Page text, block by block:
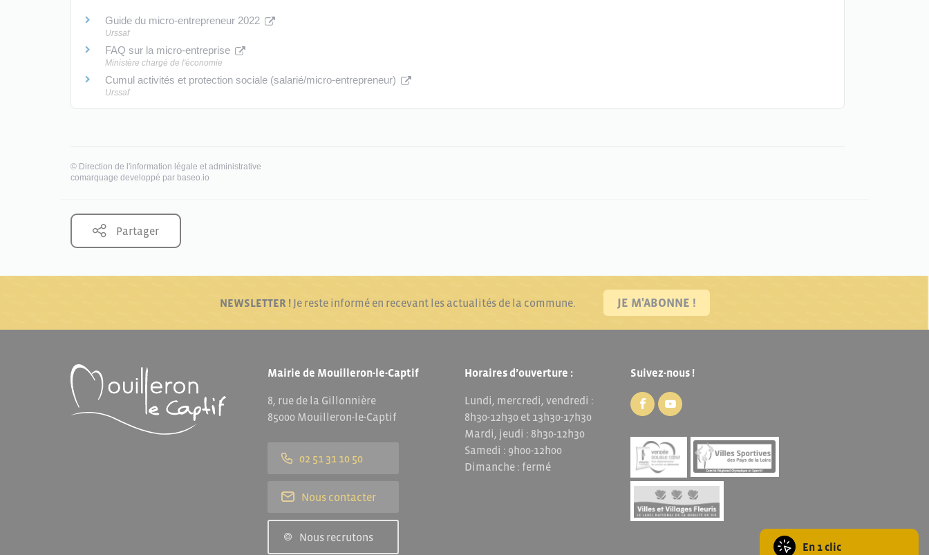
En 1 clic
Guide du micro-entrepreneur 2022
Urssaf
FAQ sur la micro-entreprise
Ministère chargé de l'économie
Cumul activités et protection sociale (salarié/micro-entrepreneur)
Urssaf
© Direction de l'information légale et administrative
comarquage developpé par baseo.io
Partager
NEWSLETTER !Je reste informé en recevant les actualités de la commune. JE M'ABONNE !
Mairie de Mouilleron-le-Captif
8, rue de la Gillonnière
85000 Mouilleron-le-Captif
02 51 31 10 50
Nous contacter
Nous recrutons
Horaires d’ouverture :
Lundi, mercredi, vendredi :
8h30-12h30 et 13h30-17h30
Mardi, jeudi : 8h30-12h30
Samedi : 9h00-12h00
Dimanche : fermé
Suivez-nous !